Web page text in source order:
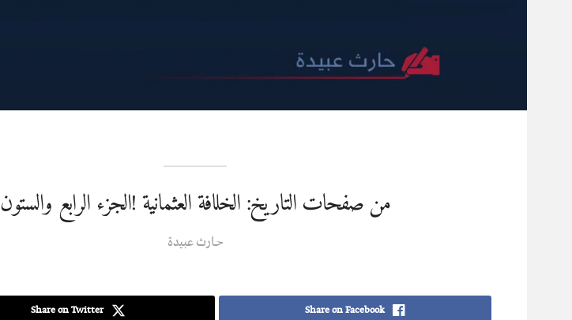
من صفحات التاريخ: الخلافة العثمانية !الجزء الرابع والستون
حارث عبيدة
Share on Facebook
Share on Twitter